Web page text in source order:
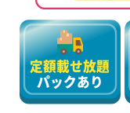
定額載せ放題
パックあり